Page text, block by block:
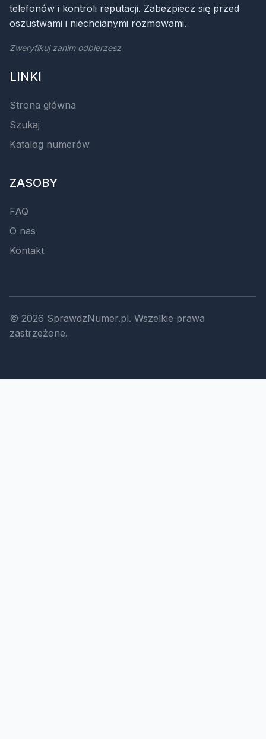
telefonów i kontroli reputacji. Zabezpiecz się przed
oszustwami i niechcianymi rozmowami.
Zweryfikuj zanim odbierzesz
LINKI
Strona główna
Szukaj
Katalog numerów
ZASOBY
FAQ
O nas
Kontakt
© 2026 SprawdzNumer.pl. Wszelkie prawa
zastrzeżone.